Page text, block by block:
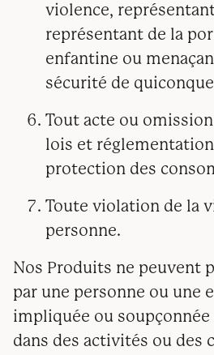
violence,
représentant de la
enfantine ou
sécurité de
Tout acte ou
lois et
protection des
Toute violation de la
personne.
Nos Produits ne peuvent
par une personne ou une
impliquée ou
dans des activités ou des